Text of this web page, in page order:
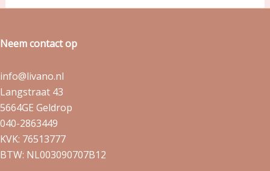
Neem contact op
info@livano.nl
Langstraat 43
5664GE Geldrop
040-2863449
KVK: 76513777
BTW: NL003090707B12